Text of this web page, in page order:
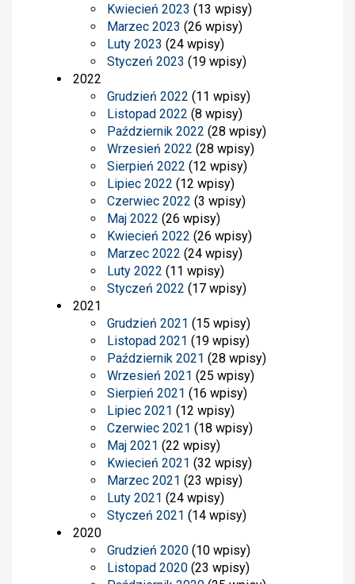
Kwiecień 2023 (13 wpisy)
Marzec 2023 (26 wpisy)
Luty 2023 (24 wpisy)
Styczeń 2023 (19 wpisy)
2022
Grudzień 2022 (11 wpisy)
Listopad 2022 (8 wpisy)
Październik 2022 (28 wpisy)
Wrzesień 2022 (28 wpisy)
Sierpień 2022 (12 wpisy)
Lipiec 2022 (12 wpisy)
Czerwiec 2022 (3 wpisy)
Maj 2022 (26 wpisy)
Kwiecień 2022 (26 wpisy)
Marzec 2022 (24 wpisy)
Luty 2022 (11 wpisy)
Styczeń 2022 (17 wpisy)
2021
Grudzień 2021 (15 wpisy)
Listopad 2021 (19 wpisy)
Październik 2021 (28 wpisy)
Wrzesień 2021 (25 wpisy)
Sierpień 2021 (16 wpisy)
Lipiec 2021 (12 wpisy)
Czerwiec 2021 (18 wpisy)
Maj 2021 (22 wpisy)
Kwiecień 2021 (32 wpisy)
Marzec 2021 (23 wpisy)
Luty 2021 (24 wpisy)
Styczeń 2021 (14 wpisy)
2020
Grudzień 2020 (10 wpisy)
Listopad 2020 (23 wpisy)